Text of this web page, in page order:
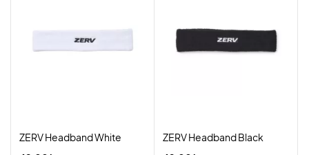
ZERV Headband White
ZERV Headband Black